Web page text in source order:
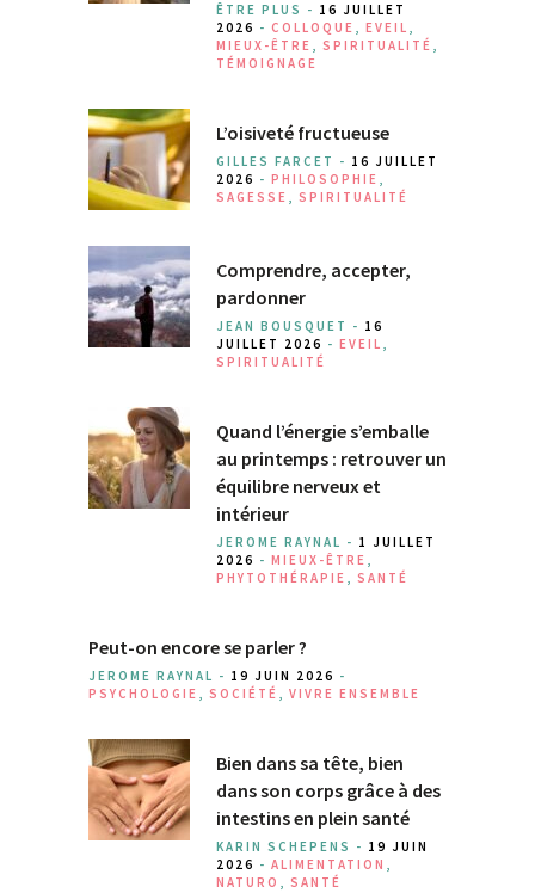
ÊTRE PLUS - 16 JUILLET
2026 - COLLOQUE , EVEIL ,
MIEUX-ÊTRE , SPIRITUALITÉ ,
TÉMOIGNAGE
L’oisiveté fructueuse
GILLES FARCET - 16 JUILLET
2026 - PHILOSOPHIE ,
SAGESSE , SPIRITUALITÉ
Comprendre, accepter,
pardonner
JEAN BOUSQUET - 16
JUILLET 2026 - EVEIL ,
SPIRITUALITÉ
Quand l’énergie s’emballe
au printemps : retrouver un
équilibre nerveux et
intérieur
JEROME RAYNAL - 1 JUILLET
2026 - MIEUX-ÊTRE ,
PHYTOTHÉRAPIE , SANTÉ
Peut-on encore se parler ?
JEROME RAYNAL - 19 JUIN 2026 -
PSYCHOLOGIE , SOCIÉTÉ , VIVRE ENSEMBLE
Bien dans sa tête, bien
dans son corps grâce à des
intestins en plein santé
KARIN SCHEPENS - 19 JUIN
2026 - ALIMENTATION ,
NATURO , SANTÉ